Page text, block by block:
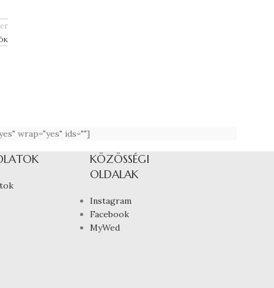
wrap="yes" ids=""]
KÖZÖSSÉGI
OLDALAK
Instagram
Facebook
MyWed